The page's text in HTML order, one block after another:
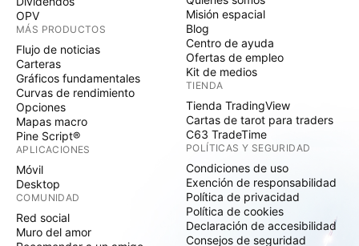
OPV
MÁS PRODUCTOS
Flujo de noticias
Carteras
Gráficos fundamentales
Curvas de rendimiento
Opciones
Mapas macro
Pine Script®
APLICACIONES
Móvil
Desktop
COMUNIDAD
Red social
Muro del amor
Misión espacial
Blog
Centro de ayuda
Ofertas de empleo
Kit de medios
TIENDA
Tienda TradingView
Cartas de tarot para traders
C63 TradeTime
POLÍTICAS Y SEGURIDAD
Condiciones de uso
Exención de responsabilidad
Política de privacidad
Política de cookies
Declaración de accesibilidad
Consejos de seguridad